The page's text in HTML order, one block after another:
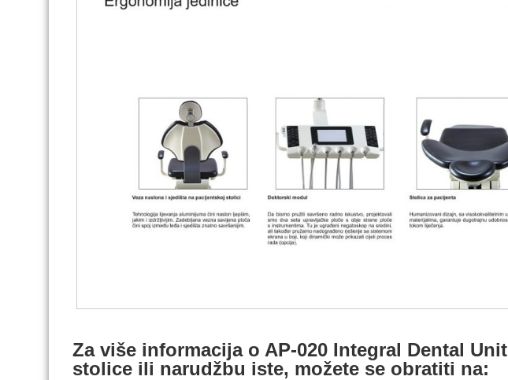
Za više informacija o AP-020 Integral Dental Unit
stolice ili narudžbu iste, možete se obratiti na: